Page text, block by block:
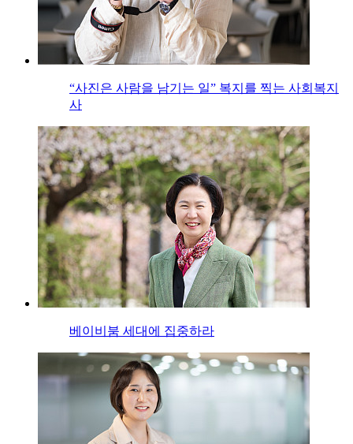
“사진은 사람을 남기는 일” 복지를 찍는 사회복지
사
베이비붐 세대에 집중하라